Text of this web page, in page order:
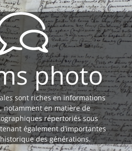
photo
sont riches en informations
notamment en matière de
répertoriés sous
également d’importantes
des générations.